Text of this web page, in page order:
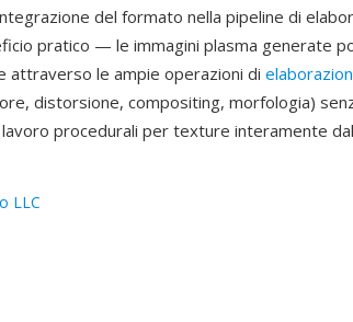
del formato nella pipeline di
pratico — le immagini plasma generate
le ampie operazioni di
distorsione, compositing, morfologia)
procedurali per texture interamente
LLC